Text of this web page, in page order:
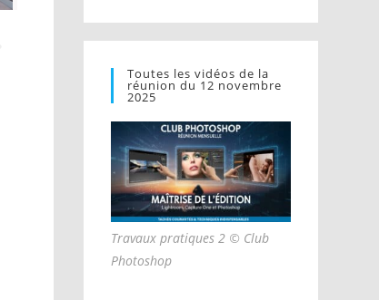
Linkcity © Epaillard Machado
Toutes les vidéos de la
réunion du 12 novembre
2025
Travaux pratiques 2 © Club
Photoshop